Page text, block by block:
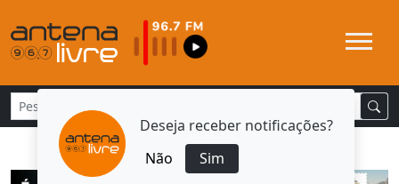
Deseja receber notificações?
Não
Sim